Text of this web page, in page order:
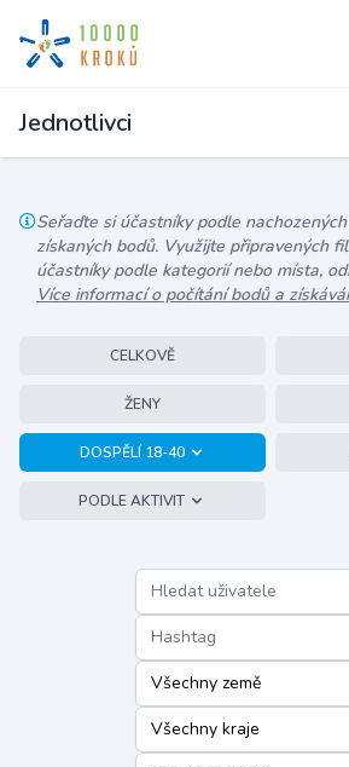
Jednotlivci
Seřaďte si účastníky podle
získaných bodů. Využijte připravených
účastníky podle kategorií nebo místa,
Více informací o počítání bodů a
CELKOVĚ
ŽENY
DOSPĚLÍ 18-40
PODLE AKTIVIT
Hashtag